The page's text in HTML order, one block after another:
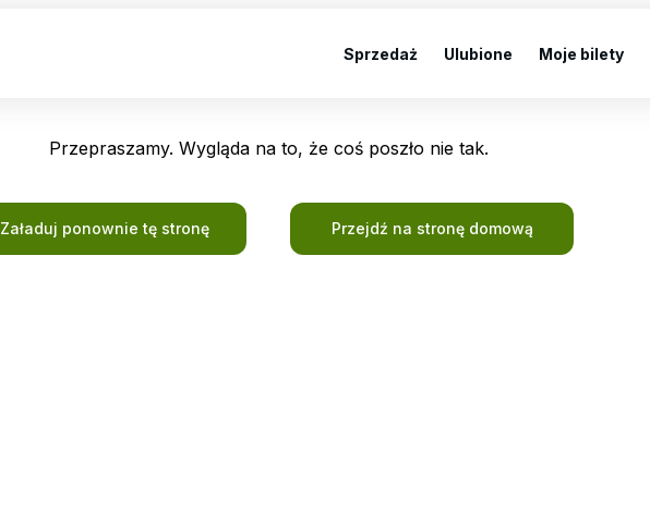
Sprzedaż Ulubione Moje bilety
Przepraszamy. Wygląda na to, że coś poszło nie tak.
Załaduj ponownie tę stronę Przejdź na stronę domową